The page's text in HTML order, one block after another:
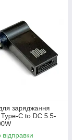
заряджання
Type-C to DC 5.5-